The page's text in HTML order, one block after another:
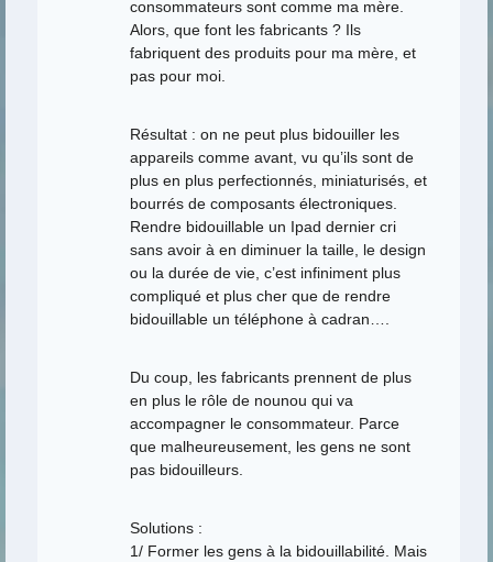
consommateurs sont comme ma mère.
Alors, que font les fabricants ? Ils
fabriquent des produits pour ma mère, et
pas pour moi.
Résultat : on ne peut plus bidouiller les
appareils comme avant, vu qu’ils sont de
plus en plus perfectionnés, miniaturisés, et
bourrés de composants électroniques.
Rendre bidouillable un Ipad dernier cri
sans avoir à en diminuer la taille, le design
ou la durée de vie, c’est infiniment plus
compliqué et plus cher que de rendre
bidouillable un téléphone à cadran….
Du coup, les fabricants prennent de plus
en plus le rôle de nounou qui va
accompagner le consommateur. Parce
que malheureusement, les gens ne sont
pas bidouilleurs.
Solutions :
1/ Former les gens à la bidouillabilité. Mais